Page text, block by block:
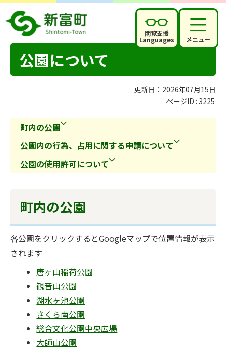
閲覧支援
Languages メニュー
公園について
更新日：2026年07月15日
ページID : 3225
町内の公園
公園内の行為、占用に関する申請について
公園の使用許可について
町内の公園
各公園をクリックするとGoogleマップで位置情報が表示
されます
唐ヶ山稲荷公園
観音山公園
湖水ヶ池公園
さくら南公園
総合文化公園中央広場
大師山公園